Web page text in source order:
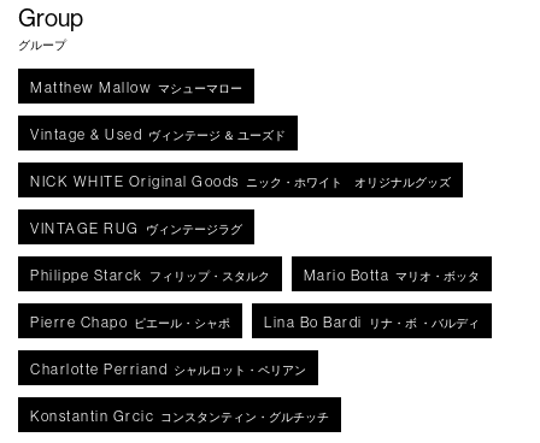
Group
グループ
Matthew Mallow マシューマロー
Vintage & Used ヴィンテージ ＆ ユーズド
NICK WHITE Original Goods ニック・ホワイト オリジナルグッズ
VINTAGE RUG ヴィンテージラグ
Philippe Starck フィリップ・スタルク Mario Botta マリオ・ボッタ
Pierre Chapo ピエール・シャポ Lina Bo Bardi リナ・ボ ・バルディ
Charlotte Perriand シャルロット・ペリアン
Konstantin Grcic コンスタンティン・グルチッチ